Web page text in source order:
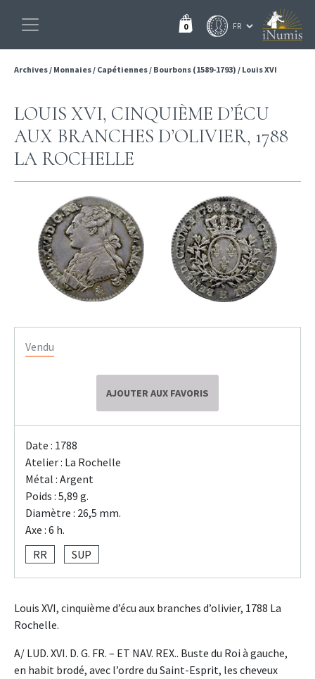
0
Archives/ Monnaies/ Capétiennes/ Bourbons (1589-1793) / Louis XVI
LOUIS XVI, CINQUIÈME D’ÉCU
AUX BRANCHES D’OLIVIER, 1788
LA ROCHELLE
Vendu
AJOUTER AUX FAVORIS
Date : 1788
Atelier : La Rochelle
Métal : Argent
Poids : 5,89 g.
Diamètre : 26,5 mm.
Axe : 6 h.
RR
SUP
Louis XVI, cinquième d’écu aux branches d’olivier, 1788 La
Rochelle.
A/ LUD. XVI. D. G. FR. – ET NAV. REX.. Buste du Roi à gauche,
en habit brodé, avec l’ordre du Saint-Esprit, les cheveux